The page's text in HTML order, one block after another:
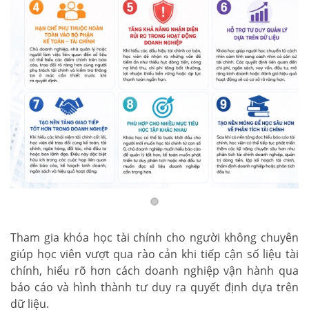
Tham gia khóa học tài chính cho người không chuyên
giúp học viên vượt qua rào cản khi tiếp cận số liệu tài
chính, hiểu rõ hơn cách doanh nghiệp vận hành qua
báo cáo và hình thành tư duy ra quyết định dựa trên
dữ liệu.